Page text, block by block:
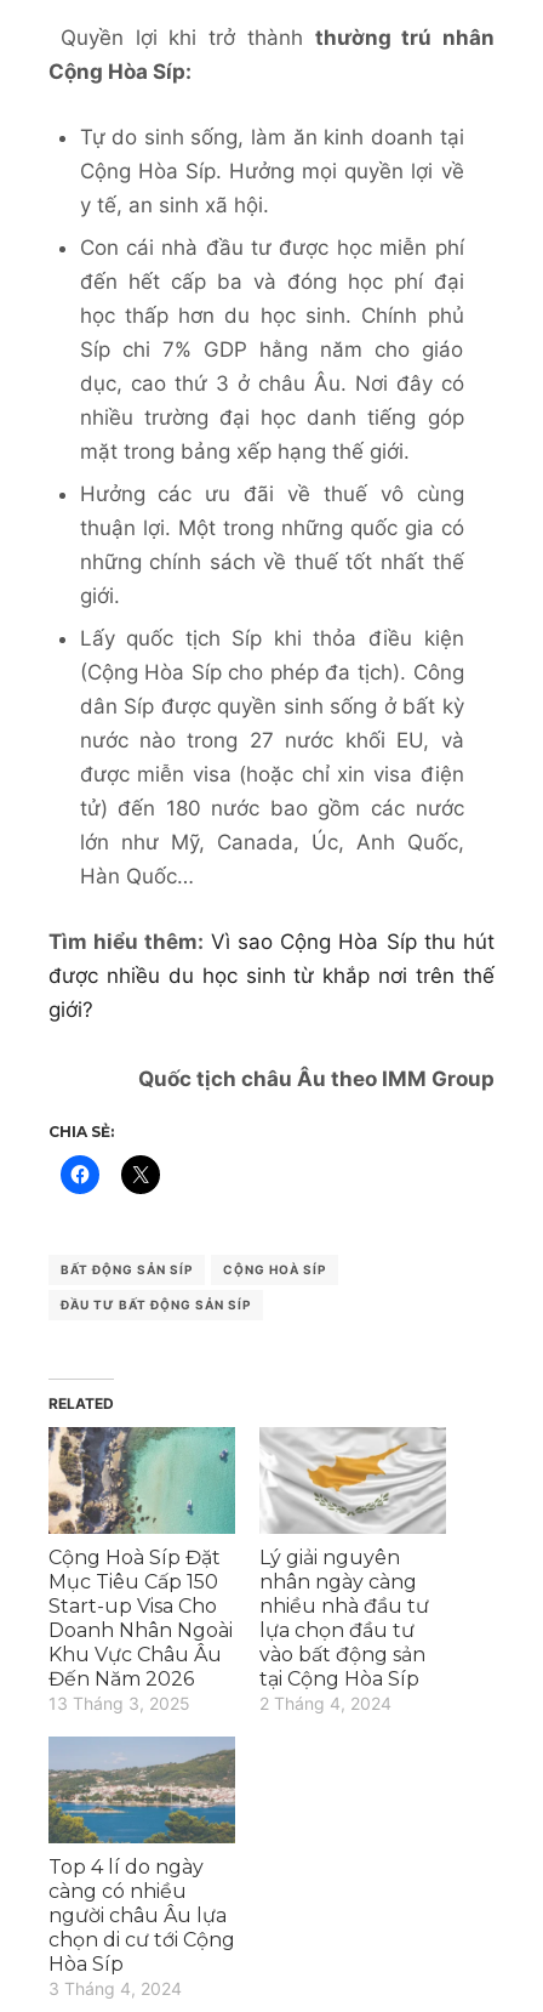
Quyền lợi khi trở thành thường trú nhân
Cộng Hòa Síp:
Tự do sinh sống, làm ăn kinh doanh tại
Cộng Hòa Síp. Hưởng mọi quyền lợi về
y tế, an sinh xã hội.
Con cái nhà đầu tư được học miễn phí
đến hết cấp ba và đóng học phí đại
học thấp hơn du học sinh. Chính phủ
Síp chi 7% GDP hằng năm cho giáo
dục, cao thứ 3 ở châu Âu. Nơi đây có
nhiều trường đại học danh tiếng góp
mặt trong bảng xếp hạng thế giới.
Hưởng các ưu đãi về thuế vô cùng
thuận lợi. Một trong những quốc gia có
những chính sách về thuế tốt nhất thế
giới.
Lấy quốc tịch Síp khi thỏa điều kiện
(Cộng Hòa Síp cho phép đa tịch). Công
dân Síp được quyền sinh sống ở bất kỳ
nước nào trong 27 nước khối EU, và
được miễn visa (hoặc chỉ xin visa điện
tử) đến 180 nước bao gồm các nước
lớn như Mỹ, Canada, Úc, Anh Quốc,
Hàn Quốc…
Tìm hiểu thêm: Vì sao Cộng Hòa Síp thu hút
được nhiều du học sinh từ khắp nơi trên thế
giới?
Quốc tịch châu Âu theo IMM Group
CHIA SẺ:
BẤT ĐỘNG SẢN SÍP CỘNG HOÀ SÍP
ĐẦU TƯ BẤT ĐỘNG SẢN SÍP
RELATED
Cộng Hoà Síp Đặt
Mục Tiêu Cấp 150
Start-up Visa Cho
Doanh Nhân Ngoài
Khu Vực Châu Âu
Đến Năm 2026
13 Tháng 3, 2025
Lý giải nguyên
nhân ngày càng
nhiều nhà đầu tư
lựa chọn đầu tư
vào bất động sản
tại Cộng Hòa Síp
2 Tháng 4, 2024
Top 4 lí do ngày
càng có nhiều
người châu Âu lựa
chọn di cư tới Cộng
Hòa Síp
3 Tháng 4, 2024